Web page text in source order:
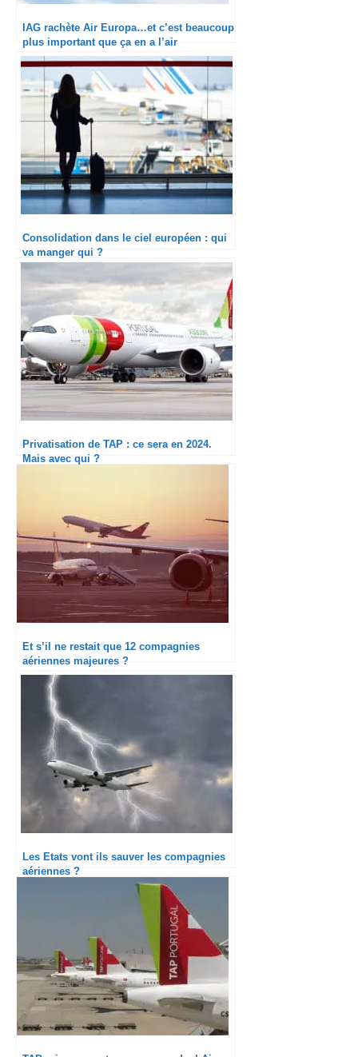
IAG rachète Air Europa…et c’est beaucoup
plus important que ça en a l’air
Consolidation dans le ciel européen : qui
va manger qui ?
Privatisation de TAP : ce sera en 2024.
Mais avec qui ?
Et s’il ne restait que 12 compagnies
aériennes majeures ?
Les Etats vont ils sauver les compagnies
aériennes ?